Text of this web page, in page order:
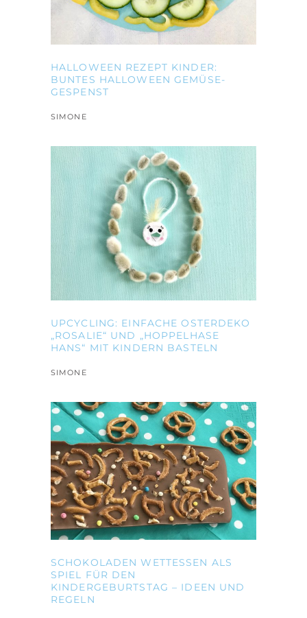
HALLOWEEN REZEPT KINDER:
BUNTES HALLOWEEN GEMÜSE-
GESPENST
SIMONE
UPCYCLING: EINFACHE OSTERDEKO
„ROSALIE“ UND „HOPPELHASE
HANS“ MIT KINDERN BASTELN
SIMONE
SCHOKOLADEN WETTESSEN ALS
SPIEL FÜR DEN
KINDERGEBURTSTAG – IDEEN UND
REGELN